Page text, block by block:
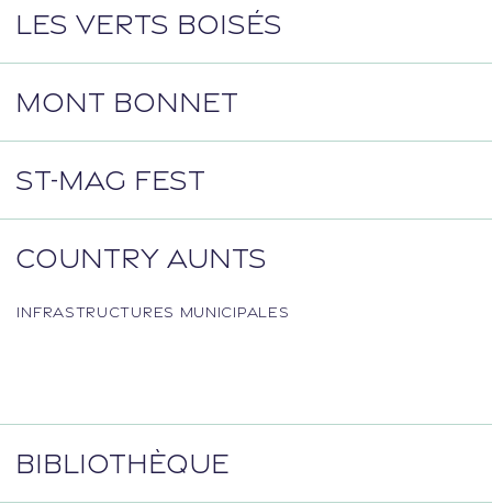
LES VERTS BOISÉS
MONT BONNET
ST-MAG FEST
COUNTRY AUNTS
INFRASTRUCTURES MUNICIPALES
BIBLIOTHÈQUE